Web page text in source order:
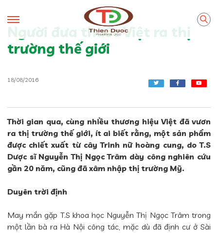
Người đưa thuốc Việt ra thị
trường thế giới
18/08/2016
Thời gian qua, cùng nhiều thương hiệu Việt đã vươn
ra thị trường thế giới, ít ai biết rằng, một sản phẩm
được chiết xuất từ cây Trinh nữ hoàng cung, do T.S
Dược sĩ Nguyễn Thị Ngọc Trâm dày công nghiên cứu
gần 20 năm, cũng đã xâm nhập thị trường Mỹ.
Duyên trời định
May mắn gặp T.S khoa học Nguyễn Thị Ngọc Trâm trong
một lần bà ra Hà Nội công tác, mặc dù đã định cư ở Sài